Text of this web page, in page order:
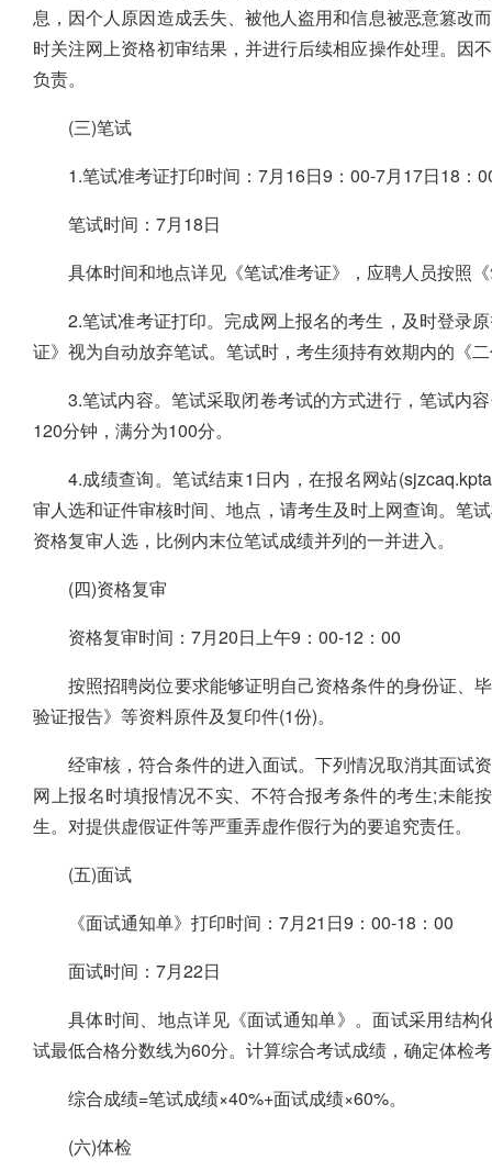
息，因个人原因造成丢失、被他人盗用和信息被恶意篡改
时关注网上资格初审结果，并进行后续相应操作处理。因
负责。
(三)笔试
1.笔试准考证打印时间：7月16日9：00-7月17日18：
笔试时间：7月18日
具体时间和地点详见《笔试准考证》，应聘人员按照
2.笔试准考证打印。完成网上报名的考生，及时登录
证》视为自动放弃笔试。笔试时，考生须持有效期内的《
3.笔试内容。笔试采取闭卷考试的方式进行，笔试内
120分钟，满分为100分。
4.成绩查询。笔试结束1日内，在报名网站
审人选和证件审核时间、地点，请考生及时上网查询。笔
资格复审人选，比例内末位笔试成绩并列的一并进入。
(四)资格复审
资格复审时间：7月20日上午9：00-12：00
按照招聘岗位要求能够证明自己资格条件的身份证、
验证报告》等资料原件及复印件(1份)。
经审核，符合条件的进入面试。下列情况取消其面试
网上报名时填报情况不实、不符合报考条件的考生;未能
生。对提供虚假证件等严重弄虚作假行为的要追究责任。
(五)面试
《面试通知单》打印时间：7月21日9：00-18：00
面试时间：7月22日
具体时间、地点详见《面试通知单》。面试采用结构
试最低合格分数线为60分。计算综合考试成绩，确定体检
综合成绩=笔试成绩×40%+面试成绩×60%。
(六)体检